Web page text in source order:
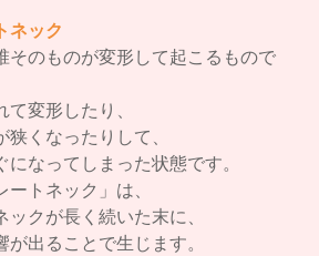
ネック
そのものが変形して起こるもので
変形したり、
くなったりして、
なってしまった状態です。
トネック」は、
クが長く続いた末に、
出ることで生じます。